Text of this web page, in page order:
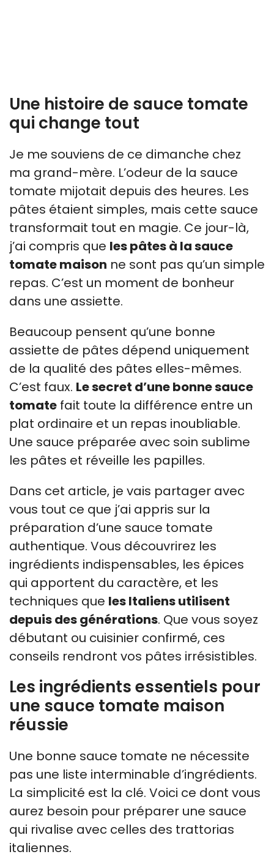
Une histoire de sauce tomate
qui change tout
Je me souviens de ce dimanche chez
ma grand-mère. L’odeur de la sauce
tomate mijotait depuis des heures. Les
pâtes étaient simples, mais cette sauce
transformait tout en magie. Ce jour-là,
j’ai compris que les pâtes à la sauce
tomate maison ne sont pas qu’un simple
repas. C’est un moment de bonheur
dans une assiette.
Beaucoup pensent qu’une bonne
assiette de pâtes dépend uniquement
de la qualité des pâtes elles-mêmes.
C’est faux. Le secret d’une bonne sauce
tomate fait toute la différence entre un
plat ordinaire et un repas inoubliable.
Une sauce préparée avec soin sublime
les pâtes et réveille les papilles.
Dans cet article, je vais partager avec
vous tout ce que j’ai appris sur la
préparation d’une sauce tomate
authentique. Vous découvrirez les
ingrédients indispensables, les épices
qui apportent du caractère, et les
techniques que les Italiens utilisent
depuis des générations. Que vous soyez
débutant ou cuisinier confirmé, ces
conseils rendront vos pâtes irrésistibles.
Les ingrédients essentiels pour
une sauce tomate maison
réussie
Une bonne sauce tomate ne nécessite
pas une liste interminable d’ingrédients.
La simplicité est la clé. Voici ce dont vous
aurez besoin pour préparer une sauce
qui rivalise avec celles des trattorias
italiennes.